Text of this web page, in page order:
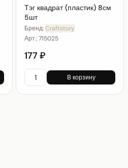
Тэг квадрат (пластик) 8см
5шт
Бренд:Craftstory
Арт.:715025
177 ₽
В корзину